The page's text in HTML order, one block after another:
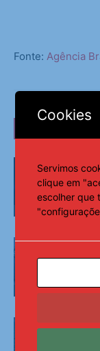
Fonte: Agência
Últimas Notícias
Últimas Notícias
Cookies
Servimos
clique em
escolher que